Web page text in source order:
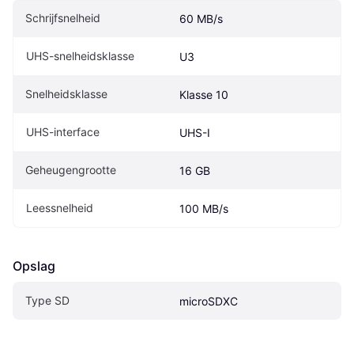
Schrijfsnelheid 60 MB/s
UHS-snelheidsklasse U3
Snelheidsklasse Klasse 10
UHS-interface UHS-I
Geheugengrootte 16 GB
Leessnelheid 100 MB/s
Opslag
Type SD microSDXC